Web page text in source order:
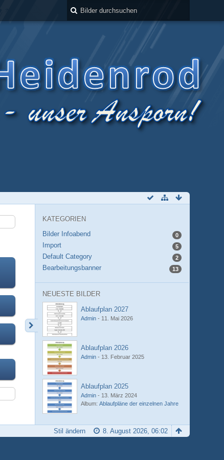
KATEGORIEN
Bilder Infoabend
0
Import 5
Default Category 2
Bearbeitungsbanner 13
NEUESTE BILDER
Ablaufplan 2027
Admin - 11. Mai 2026
Ablaufplan 2026
Admin - 13. Februar 2025
Ablaufplan 2025
Admin - 13. März 2024
Album:Ablaufpläne der einzelnen Jahre
8. August 2026, 06:02
Stil ändern